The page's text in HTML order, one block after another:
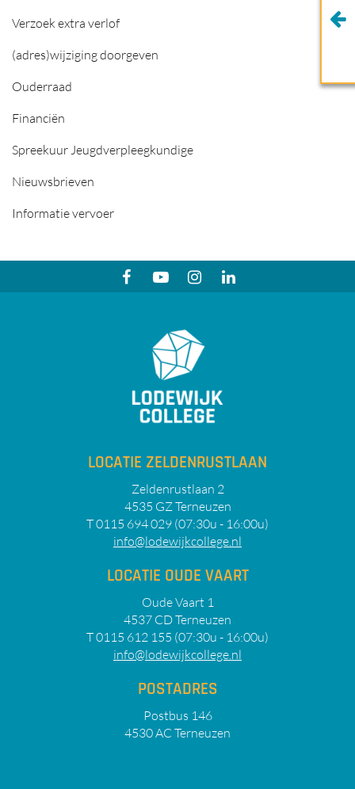
Verzoek extra verlof
(adres)wijziging doorgeven
Ouderraad
Financiën
Spreekuur Jeugdverpleegkundige
Nieuwsbrieven
Informatie vervoer
LOCATIE ZELDENRUSTLAAN
Zeldenrustlaan 2
4535 GZ Terneuzen
T 0115 694 029 (07:30u - 16:00u)
info@lodewijkcollege.nl
LOCATIE OUDE VAART
Oude Vaart 1
4537 CD Terneuzen
T 0115 612 155 (07:30u - 16:00u)
info@lodewijkcollege.nl
POSTADRES
Postbus 146
4530 AC Terneuzen